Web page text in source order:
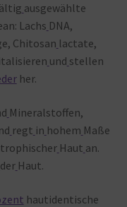
ausgewählte
Lachs DNA,
Chitosan lactate,
und stellen
her.
Mineralstoffen,
regt in hohem Maße
Haut an.
der Haut.
hautidentische